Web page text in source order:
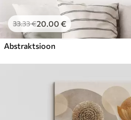
33.33€20.00 €
Abstraktsioon